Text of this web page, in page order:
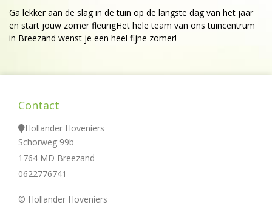
Ga lekker aan de slag in de tuin op de langste dag van het jaar
en start jouw zomer fleurigHet hele team van ons tuincentrum
in Breezand wenst je een heel fijne zomer!
Contact
Hollander Hoveniers
Schorweg 99b
1764 MD Breezand
0622776741
© Hollander Hoveniers